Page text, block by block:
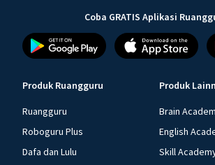
Coba GRATIS Aplikasi
Produk Ruangguru
Ruangguru
Roboguru Plus
Dafa dan Lulu
Produk
Brain
English
Skill